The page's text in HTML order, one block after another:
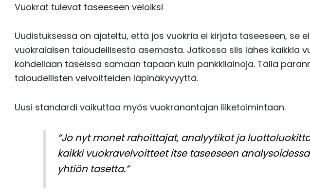
Vuokrat tulevat taseeseen veloiksi
Uudistuksessa on ajateltu, että jos vuokria ei kirjata taseeseen, se
vuokralaisen taloudellisesta asemasta. Jatkossa siis lähes kaikkia
kohdellaan taseissa samaan tapaan kuin pankkilainoja. Tällä
taloudellisten velvoitteiden läpinäkyvyyttä.
Uusi standardi vaikuttaa myös vuokranantajan liiketoimintaan.
“Jo nyt monet rahoittajat, analyytikot ja
kaikki vuokravelvoitteet itse taseeseen
yhtiön tasetta.”